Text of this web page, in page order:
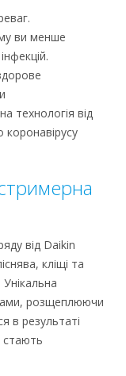
ви менше
технологія від
коронавірусу
від Daikin
кліщі та
розщеплюючи
в результаті
стають